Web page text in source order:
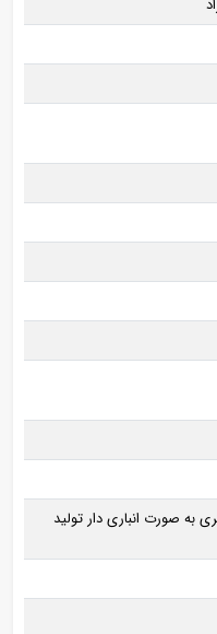
به صورت انباری دار تولید